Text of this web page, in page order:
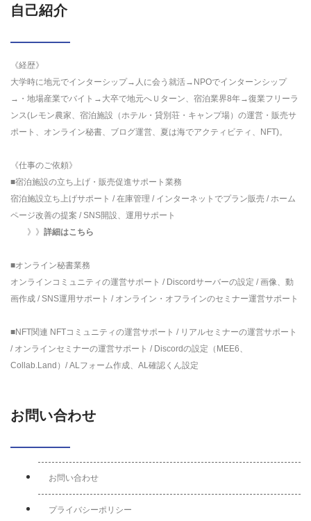
自己紹介
《経歴》
大学時に地元でインターシップ→人に会う就活→NPOでインターンシップ
→・地場産業でバイト→大卒で地元へＵターン、宿泊業界8年→復業フリーラ
ンス(レモン農家、宿泊施設（ホテル・貸別荘・キャンプ場）の運営・販売サ
ポート、オンライン秘書、ブログ運営、夏は海でアクティビティ、NFT)。
《仕事のご依頼》
■宿泊施設の立ち上げ・販売促進サポート業務
宿泊施設立ち上げサポート / 在庫管理 / インターネットでプラン販売 / ホーム
ページ改善の提案 / SNS開設、運用サポート
》》 詳細はこちら
■オンライン秘書業務
オンラインコミュニティの運営サポート / Discordサーバーの設定 / 画像、動
画作成 / SNS運用サポート / オンライン・オフラインのセミナー運営サポート
■NFT関連 NFTコミュニティの運営サポート / リアルセミナーの運営サポート
/ オンラインセミナーの運営サポート / Discordの設定（MEE6、
Collab.Land）/ ALフォーム作成、AL確認くん設定
お問い合わせ
お問い合わせ
プライバシーポリシー